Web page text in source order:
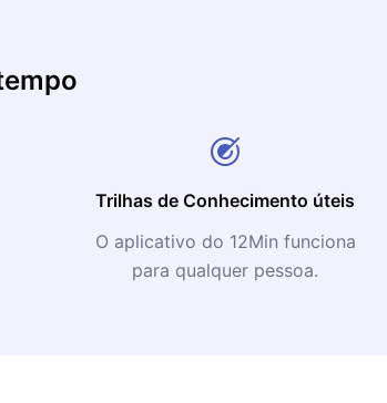
Trilhas de Conhecimento úteis
O aplicativo do 12Min funciona
para qualquer pessoa.